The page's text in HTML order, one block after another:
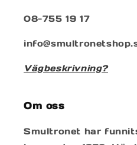
08-755 19 17
Vägbeskrivning?
Om oss
Smultronet har